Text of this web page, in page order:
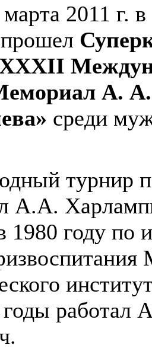
2011 г.
ХХХII
А. А.
среди
турнир
А.А.
1980 году по
работал